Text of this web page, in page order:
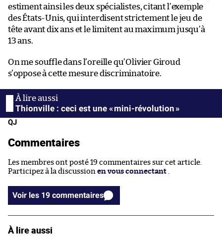
estiment ainsi les deux spécialistes, citant l’exemple
des États-Unis, qui interdisent strictement le jeu de
tête avant dix ans et le limitent au maximum jusqu’à
13 ans.
On me souffle dans l’oreille qu’Olivier Giroud
s’oppose à cette mesure discriminatoire.
Thionville : ceci est une « mini-révolution »
QJ
Commentaires
Les membres ont posté 19 commentaires sur cet article.
Participez à la discussion en vous connectant
Voir les 19 commentaires
À lire aussi